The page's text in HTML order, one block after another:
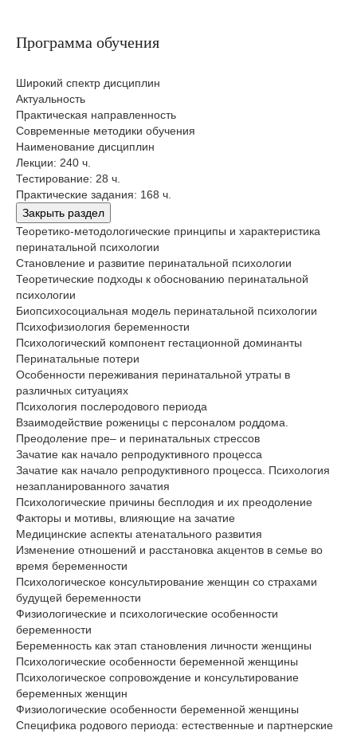
Программа обучения
Широкий спектр дисциплин
Актуальность
Практическая направленность
Современные методики обучения
Наименование дисциплин
Лекции: 240 ч.
Тестирование: 28 ч.
Практические задания: 168 ч.
Закрыть раздел
Теоретико-методологические принципы и характеристика
перинатальной психологии
Становление и развитие перинатальной психологии
Теоретические подходы к обоснованию перинатальной
психологии
Биопсихосоциальная модель перинатальной психологии
Психофизиология беременности
Психологический компонент гестационной доминанты
Перинатальные потери
Особенности переживания перинатальной утраты в
различных ситуациях
Психология послеродового периода
Взаимодействие роженицы с персоналом роддома.
Преодоление пре– и перинатальных стрессов
Зачатие как начало репродуктивного процесса
Зачатие как начало репродуктивного процесса. Психология
незапланированного зачатия
Психологические причины бесплодия и их преодоление
Факторы и мотивы, влияющие на зачатие
Медицинские аспекты атенатального развития
Изменение отношений и расстановка акцентов в семье во
время беременности
Психологическое консультирование женщин со страхами
будущей беременности
Физиологические и психологические особенности
беременности
Беременность как этап становления личности женщины
Психологические особенности беременной женщины
Психологическое сопровождение и консультирование
беременных женщин
Физиологические особенности беременной женщины
Специфика родового периода: естественные и партнерские